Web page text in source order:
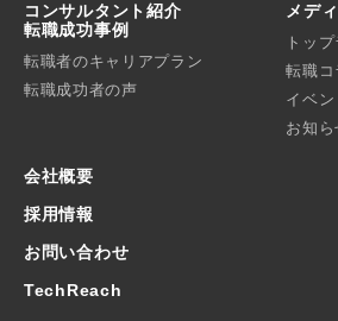
コンサルタント紹介
転職成功事例
転職者のキャリアプラン
転職成功者の声
メデ
トッ
転職コ
イベン
お知ら
会社概要
採用情報
お問い合わせ
TechReach